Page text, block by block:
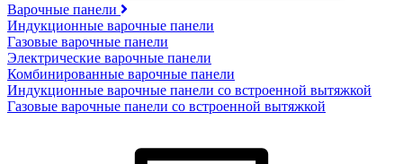
Варочные панели
Индукционные варочные панели
Газовые варочные панели
Электрические варочные панели
Комбинированные варочные панели
Индукционные варочные панели со встроенной вытяжкой
Газовые варочные панели со встроенной вытяжкой